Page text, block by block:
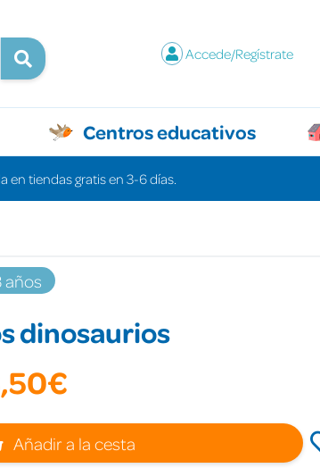
Accede/Regístrate
Centros educativos
en tiendas gratis en 3-6 días.
años
dinosaurios
Añadir a la cesta